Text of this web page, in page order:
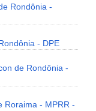
Rondônia -
- DPE
de Rondônia -
Roraima - MPRR -